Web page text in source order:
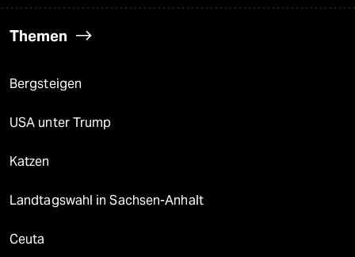
Themen
Bergsteigen
USA unter Trump
Katzen
Landtagswahl in Sachsen-Anhalt
Ceuta